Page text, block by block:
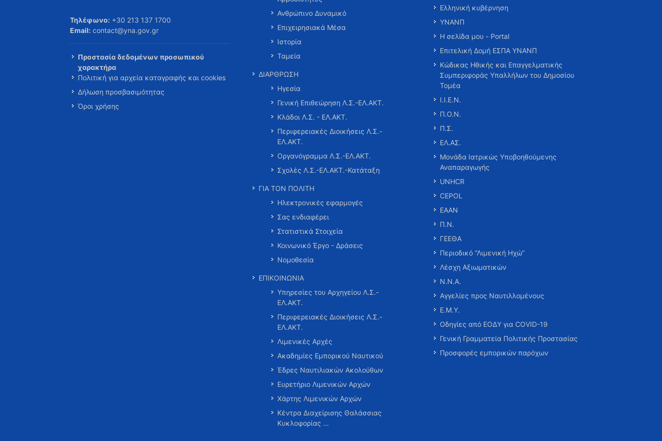
Τηλέφωνο: +30 213 137 1700
Email: contact@yna.gov.gr
Προστασία δεδομένων προσωπικού
χαρακτήρα
Πολιτική για αρχεία καταγραφής και cookies
Δήλωση προσβασιμότητας
Όροι χρήσης
Ανθρώπινο Δυναμικό
Επιχειρησιακά Μέσα
Ιστορία
Ταμεία
ΔΙΑΡΘΡΩΣΗ
Ηγεσία
Γενική Επιθεώρηση Λ.Σ.-ΕΛ.ΑΚΤ.
Κλάδοι Λ.Σ. - ΕΛ.ΑΚΤ.
Περιφερειακές Διοικήσεις Λ.Σ.-
ΕΛ.ΑΚΤ.
Οργανόγραμμα Λ.Σ.-ΕΛ.ΑΚΤ.
Σχολές Λ.Σ.-ΕΛ.ΑΚΤ.-Κατάταξη
ΓΙΑ ΤΟΝ ΠΟΛΙΤΗ
Ηλεκτρονικές εφαρμογές
Σας ενδιαφέρει
Στατιστικά Στοιχεία
Κοινωνικό Έργο - Δράσεις
Νομοθεσία
ΕΠΙΚΟΙΝΩΝΙΑ
Υπηρεσίες του Αρχηγείου Λ.Σ.-
ΕΛ.ΑΚΤ.
Περιφερειακές Διοικήσεις Λ.Σ.-
ΕΛ.ΑΚΤ.
Λιμενικές Αρχές
Ακαδημίες Εμπορικού Ναυτικού
Έδρες Ναυτιλιακών Ακολούθων
Ευρετήριο Λιμενικών Αρχών
Χάρτης Λιμενικών Αρχών
Κέντρα Διαχείρισης Θαλάσσιας
Κυκλοφορίας …
Ελληνική κυβέρνηση
ΥΝΑΝΠ
Η σελίδα μου - Portal
Επιτελική Δομή ΕΣΠΑ ΥΝΑΝΠ
Κώδικας Ηθικής και Επαγγελματικής
Συμπεριφοράς Υπαλλήλων του Δημοσίου
Τομέα
Ι.Ι.Ε.Ν.
Π.Ο.Ν.
Π.Σ.
ΕΛ.ΑΣ.
Μονάδα Ιατρικώς Υποβοηθούμενης
Αναπαραγωγής
UNHCR
CEPOL
ΕΑΑΝ
Π.Ν.
ΓΕΕΘΑ
Περιοδικό “Λιμενική Ηχώ”
Λέσχη Αξιωματικών
Ν.Ν.Α.
Αγγελίες προς Ναυτιλλομένους
Ε.Μ.Υ.
Οδηγίες από ΕΟΔΥ για COVID-19
Γενική Γραμματεία Πολιτικής Προστασίας
Προσφορές εμπορικών παρόχων